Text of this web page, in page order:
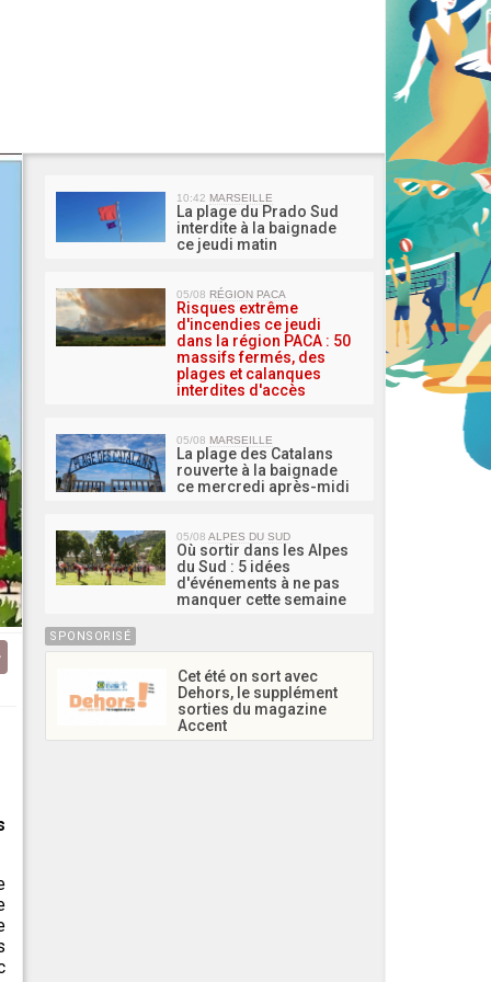
MA
10:42 MARSEILLE
La plage du Prado Sud
interdite à la baignade
ce jeudi matin
05/08 RÉGION PACA
Risques extrême
d'incendies ce jeudi
dans la région PACA : 50
massifs fermés, des
plages et calanques
interdites d'accès
05/08 MARSEILLE
La plage des Catalans
rouverte à la baignade
ce mercredi après-midi
05/08 ALPES DU SUD
Où sortir dans les Alpes
du Sud : 5 idées
d'événements à ne pas
manquer cette semaine
SPONSORISÉ
Cet été on sort avec
Dehors, le supplément
sorties du magazine
Accent